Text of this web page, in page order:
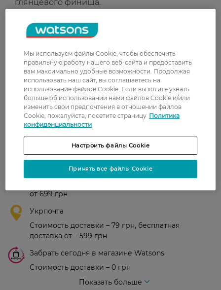
глянцевого финиша.
Страна-производитель:
Рейтинг и отзывы
0
З 0 відгуків
0 відгуків
Новая почта
от 699 грн
Укрпочта
Стоимость доставки – 79 грн, бесплатная
доставка от – 599 грн
Забрать сегодня в магазине Watsons
Стоимость доставки – 0 грн
Показать больше
Мы используем файлы Cookie, чтобы обеспечить
правильную работу нашего веб-сайта и предоставить
вам максимально удобные возможности. Продолжая
использовать наш сайт, вы соглашаетесь на
использование файлов Cookie. Если вы хотите узнать
больше об использовании нами файлов Cookie и/или
изменить свои предпочтения в отношении файлов
Cookie, пожалуйста, посетите страницу Политика
конфиденциальности
Настроить файлы Cookie
Принять все файлы Cookie